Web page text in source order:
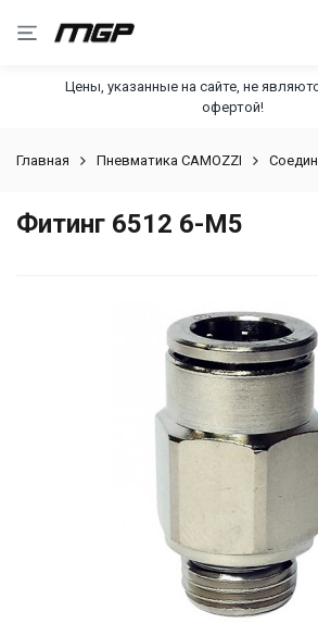
Цены, указанные на сайте, не
офертой!
Главная Пневматика CAMOZZI
Фитинг 6512 6-M5